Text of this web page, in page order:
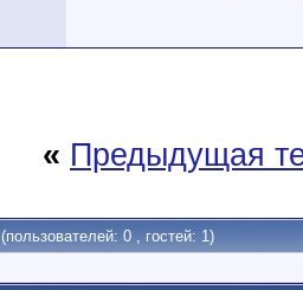
« Предыдущая
(пользователей: 0 , гостей: 1)